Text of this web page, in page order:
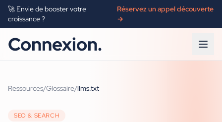
🚀 Envie de booster votre
croissance ?
Réservez un appel découverte
→
Connexion.
Ressources/Glossaire/llms.txt
SEO & SEARCH